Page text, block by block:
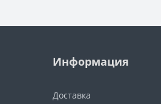
Информация
Доставка